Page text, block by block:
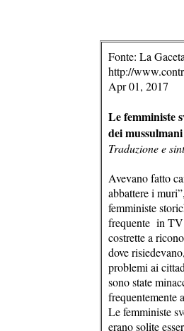
Fonte: La
http://
Apr 01, 2017
Le femministe
dei mussulmani
Traduzione e
Avevano fatto
abbattere i
femministe
frequente in TV
costrette a
dove
problemi ai
sono state
frequentemente
Le femministe
erano solite